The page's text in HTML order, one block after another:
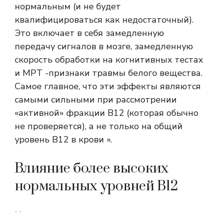
нормальным (и не будет
квалифицироваться как недостаточный).
Это включает в себя замедленную
передачу сигналов в мозге, замедленную
скорость обработки на когнитивных тестах
и ​​МРТ -признаки травмы белого вещества.
Самое главное, что эти эффекты являются
самыми сильными при рассмотрении
«активной» фракции B12 (которая обычно
не проверяется), а не только на общий
уровень B12 в крови ».
Влияние более высоких
нормальных уровней B12